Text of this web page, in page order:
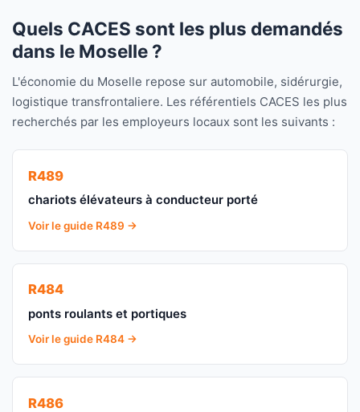
Quels CACES sont les plus demandés
dans le Moselle ?
L'économie du Moselle repose sur automobile, sidérurgie,
logistique transfrontaliere. Les référentiels CACES les plus
recherchés par les employeurs locaux sont les suivants :
R489
chariots élévateurs à conducteur porté
Voir le guide R489 →
R484
ponts roulants et portiques
Voir le guide R484 →
R486